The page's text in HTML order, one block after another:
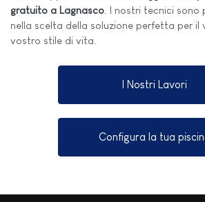
gratuito a Lagnasco . I nostri tecnici
nella scelta della soluzione perfetta per il
vostro stile di vita.
I Nostri Lavori
Configura la tua